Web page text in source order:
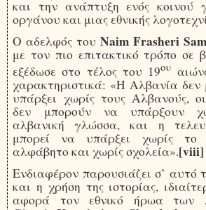
και την ανάπτυξη ενός κοινού
οργάνου και μιας εθνικής
Ο αδελφός τουNaim Frasheri
με τον πιο επιτακτικό τρόπο σε
εξέδωσε στο τέλος του 19ου
χαρακτηριστικά: «Η Αλβανία δεν
υπάρξει χωρίς τους Αλβανούς,
δεν μπορούν να υπάρξουν
αλβανική γλώσσα, και η
μπορεί να υπάρξει χωρίς το
αλφάβητο και χωρίς σχολεία».[viii]
Ενδιαφέρον παρουσιάζει σ’ αυτό
και η χρήση της ιστορίας,
αφορά τον εθνικό ήρωα των